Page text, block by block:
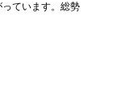
ています。総勢